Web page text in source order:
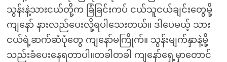
သွန်းနဲ့သားငယ်တို့က ခြံခြင်းကပ် ငယ်သူငယ်ချင်းတွေမို့
ကျနော် နားလည်ပေးလို့ရပါသေးတယ်။ ဒါပေမယ့် သား
ငယ်ရဲ့ဆက်ဆံပုံတွေ ကျနော်မကြိုက်။ သွန်းမျက်နှာနဲ့မို့
သည်းခံပေးနေရတာပါ။တခါတခါ ကျနော်ရှေ့မှာတောင်